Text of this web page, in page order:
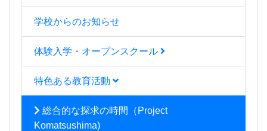
学校からのお知らせ
体験入学・オープンスクール
特色ある教育活動
総合的な探求の時間（Project
Komatsushima)